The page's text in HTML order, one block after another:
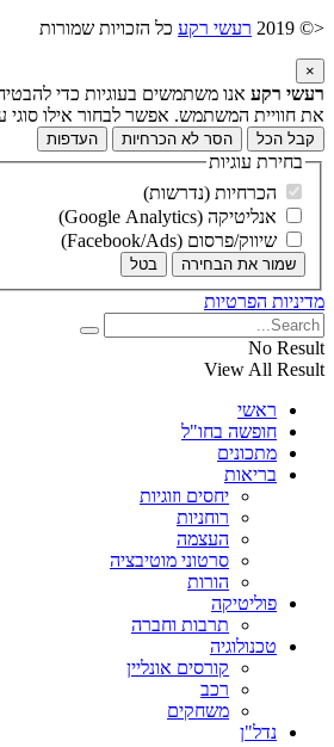
<© 2019
רעשי רקע כל הזכויות שמורות
×
רעשי רקע אנו משתמשים בעוגיות כדי
את חוויית המשתמש. אפשר לבחור אילו סוגי
קבל הכל הסר לא הכרחיות העדפות
בחירת עוגיות
הכרחיות (נדרשות)
אנליטיקה (Google Analytics)
שיווק/פרסום (Facebook/Ads)
שמור את הבחירה בטל
מדיניות הפרטיות
No Result
View All Result
ראשי
חופשה בחו"ל
מתכונים
בריאות
יחסים וזוגיות
רוחניות
העצמה
סרטוני מוטיבציה
הורות
פוליטיקה
תרבות וחברה
טכנולוגיה
קורסים אונליין
רכב
משחקים
נדל"ן